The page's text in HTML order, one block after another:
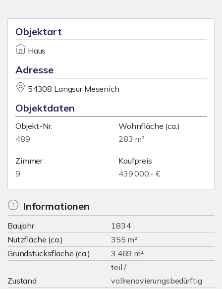
Objektart
Haus
Adresse
54308 Langsur Mesenich
Objektdaten
Objekt-Nr.
489
Wohnfläche (ca.)
283 m²
Zimmer
9
Kaufpreis
439.000,- €
Informationen
Baujahr
1834
Nutzfläche (ca.)
355 m²
Grundstücksfläche (ca.)
3.469 m²
Zustand
teil /
vollrenovierungsbedürftig